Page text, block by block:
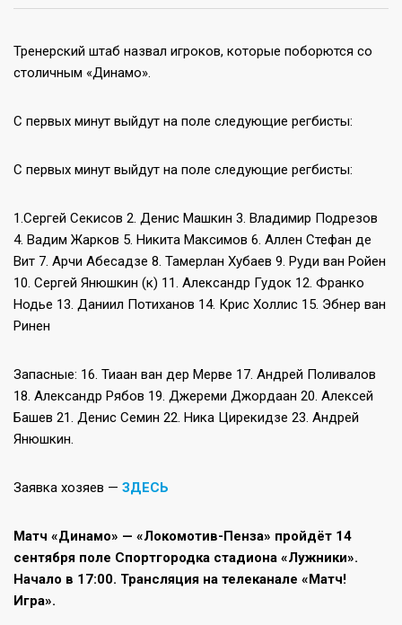
Тренерский штаб назвал игроков, которые поборются со
столичным «Динамо».
С первых минут выйдут на поле следующие регбисты:
С первых минут выйдут на поле следующие регбисты:
1.Сергей Секисов 2. Денис Машкин 3. Владимир Подрезов
4. Вадим Жарков 5. Никита Максимов 6. Аллен Стефан де
Вит 7. Арчи Абесадзе 8. Тамерлан Хубаев 9. Руди ван Ройен
10. Сергей Янюшкин (к) 11. Александр Гудок 12. Франко
Нодье 13. Даниил Потиханов 14. Крис Холлис 15. Эбнер ван
Ринен
Запасные: 16. Тиаан ван дер Мерве 17. Андрей Поливалов
18. Александр Рябов 19. Джереми Джордаан 20. Алексей
Башев 21. Денис Семин 22. Ника Цирекидзе 23. Андрей
Янюшкин.
Заявка хозяев — ЗДЕСЬ
Матч «Динамо» — «Локомотив-Пенза» пройдёт 14
сентября поле Спортгородка стадиона «Лужники».
Начало в 17:00. Трансляция на телеканале «Матч!
Игра».